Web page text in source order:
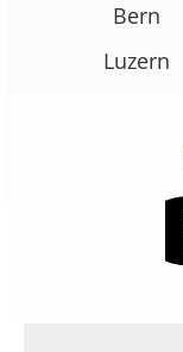
Bern
Luzern